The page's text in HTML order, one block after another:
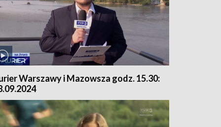
Warszawy i Mazowsza godz. 15.30: